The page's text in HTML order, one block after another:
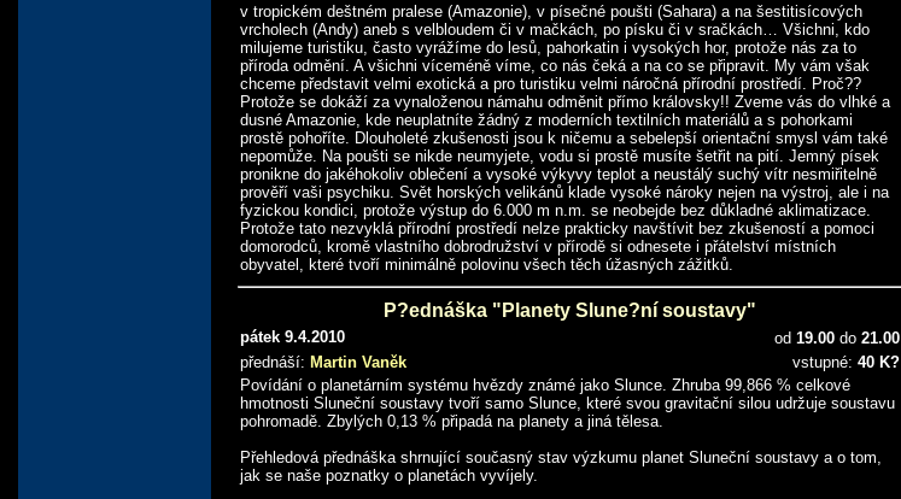
v tropickém deštném pralese (Amazonie), v písečné poušti (Sahara) a na šestitisícových
vrcholech (Andy) aneb s velbloudem či v mačkách, po písku či v sračkách… Všichni, kdo
milujeme turistiku, často vyrážíme do lesů, pahorkatin i vysokých hor, protože nás za to
příroda odmění. A všichni víceméně víme, co nás čeká a na co se připravit. My vám však
chceme představit velmi exotická a pro turistiku velmi náročná přírodní prostředí. Proč??
Protože se dokáží za vynaloženou námahu odměnit přímo královsky!! Zveme vás do vlhké a
dusné Amazonie, kde neuplatníte žádný z moderních textilních materiálů a s pohorkami
prostě pohoříte. Dlouholeté zkušenosti jsou k ničemu a sebelepší orientační smysl vám také
nepomůže. Na poušti se nikde neumyjete, vodu si prostě musíte šetřit na pití. Jemný písek
pronikne do jakéhokoliv oblečení a vysoké výkyvy teplot a neustálý suchý vítr nesmiřitelně
prověří vaši psychiku. Svět horských velikánů klade vysoké nároky nejen na výstroj, ale i na
fyzickou kondici, protože výstup do 6.000 m n.m. se neobejde bez důkladné aklimatizace.
Protože tato nezvyklá přírodní prostředí nelze prakticky navštívit bez zkušeností a pomoci
domorodců, kromě vlastního dobrodružství v přírodě si odnesete i přátelství místních
obyvatel, které tvoří minimálně polovinu všech těch úžasných zážitků.
P?ednáška "Planety Slune?ní soustavy"
pátek 9.4.2010 od 19.00 do 21.00
přednáší: Martin Vaněk vstupné: 40 K?
Povídání o planetárním systému hvězdy známé jako Slunce. Zhruba 99,866 % celkové
hmotnosti Sluneční soustavy tvoří samo Slunce, které svou gravitační silou udržuje soustavu
pohromadě. Zbylých 0,13 % připadá na planety a jiná tělesa.
Přehledová přednáška shrnující současný stav výzkumu planet Sluneční soustavy a o tom,
jak se naše poznatky o planetách vyvíjely.